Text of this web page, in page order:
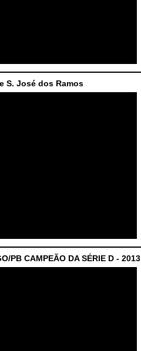
S. José dos Ramos
PB CAMPEÃO DA SÉRIE D - 2013